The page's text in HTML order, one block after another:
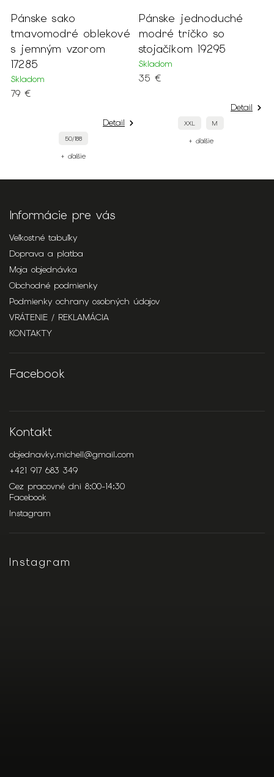
Pánske sako
tmavomodré oblekové
s jemným vzorom
17285
Skladom
79 €
Detail
50/188
+ ďalšie
Pánske jednoduché
modré tričko so
stojačikom 19295
Skladom
35 €
Detail
XXL M
+ ďalšie
Informácie pre vás
Veľkostné tabuľky
Doprava a platba
Moja objednávka
Obchodné podmienky
Podmienky ochrany osobných údajov
VRÁTENIE / REKLAMÁCIA
KONTAKTY
Facebook
Kontakt
objednavky.michell@gmail.com
+421 917 683 349
Cez pracovné dni 8:00-14:30
Facebook
Instagram
Instagram